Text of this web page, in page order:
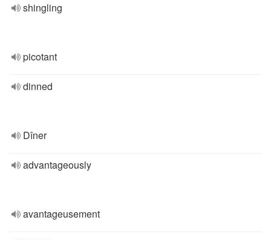
shingling
picotant
dinned
Dîner
advantageously
avantageusement